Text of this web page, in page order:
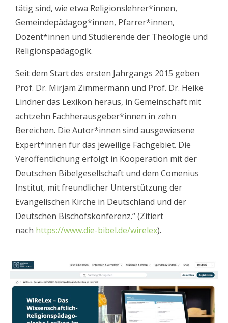
tätig sind, wie etwa Religionslehrer*innen,
Gemeindepädagog*innen, Pfarrer*innen,
Dozent*innen und Studierende der Theologie und
Religionspädagogik.
Seit dem Start des ersten Jahrgangs 2015 geben
Prof. Dr. Mirjam Zimmermann und Prof. Dr. Heike
Lindner das Lexikon heraus, in Gemeinschaft mit
achtzehn Fachherausgeber*innen in zehn
Bereichen. Die Autor*innen sind ausgewiesene
Expert*innen für das jeweilige Fachgebiet. Die
Veröffentlichung erfolgt in Kooperation mit der
Deutschen Bibelgesellschaft und dem Comenius
Institut, mit freundlicher Unterstützung der
Evangelischen Kirche in Deutschland und der
Deutschen Bischofskonferenz.“ (Zitiert
nach https://www.die-bibel.de/wirelex).